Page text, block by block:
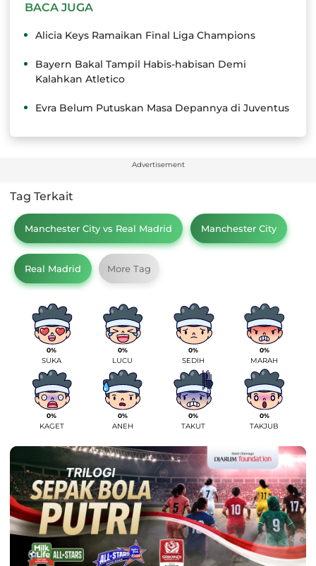
BACA JUGA
Alicia Keys Ramaikan Final Liga Champions
Bayern Bakal Tampil Habis-habisan Demi
Kalahkan Atletico
Evra Belum Putuskan Masa Depannya di Juventus
Advertisement
Tag Terkait
Manchester City vs Real Madrid Manchester City
Real Madrid More Tag
0%
SUKA
0%
LUCU
0%
SEDIH
0%
MARAH
0%
KAGET
0%
ANEH
0%
TAKUT
0%
TAKJUB